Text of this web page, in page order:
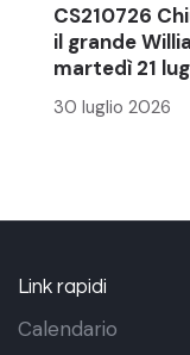
CS210726
il grande
martedì 21
30 luglio 2026
Link rapidi
Calendario